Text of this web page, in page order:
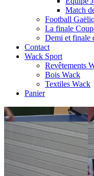
Match
Football
La finale
Demi et finale
Contact
Wack Sport
Revêtements
Bois Wack
Textiles Wack
Panier